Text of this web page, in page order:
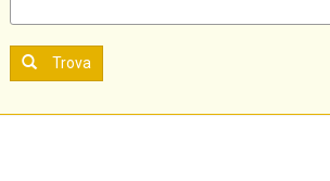
Trova